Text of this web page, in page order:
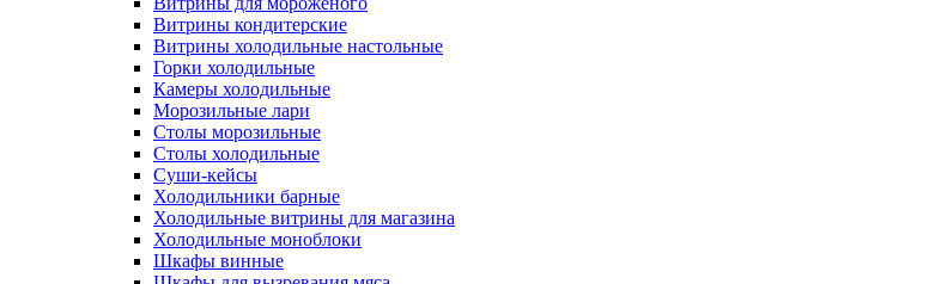
Витрины кондитерские
Витрины холодильные настольные
Горки холодильные
Камеры холодильные
Морозильные лари
Столы морозильные
Столы холодильные
Суши-кейсы
Холодильники барные
Холодильные витрины для магазина
Холодильные моноблоки
Шкафы винные